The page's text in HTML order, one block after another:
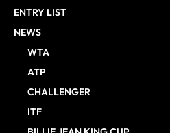
ENTRY LIST
NEWS
WTA
ATP
CHALLENGER
ITF